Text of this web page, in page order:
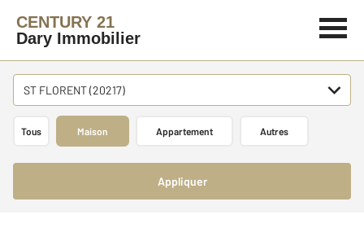
CENTURY 21
Dary Immobilier
ST FLORENT (20217)
Tous Maison Appartement Autres
Appliquer